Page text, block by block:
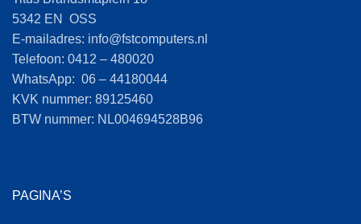
5342 EN OSS
E-mailadres: info@fstcomputers.nl
Telefoon: 0412 – 480020
WhatsApp: 06 – 44180044
KVK nummer: 89125460
BTW nummer: NL004694528B96
PAGINA’S